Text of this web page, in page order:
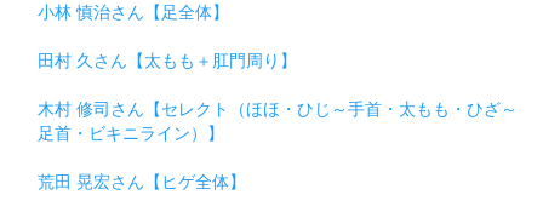
小林 慎治さん【足全体】
田村 久さん【太もも＋肛門周り】
木村 修司さん【セレクト（ほほ・ひじ～手首・太もも・ひざ～
足首・ビキニライン）】
荒田 晃宏さん【ヒゲ全体】